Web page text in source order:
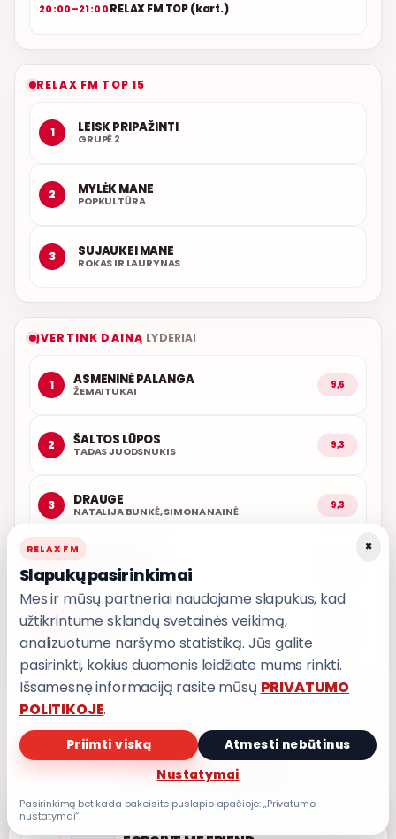
20:00–21:00RELAX FM TOP (kart.)
RELAX FM TOP 15
1 LEISK PRIPAŽINTI
GRUPĖ 2
2 MYLĖK MANE
POPKULTŪRA
3 SUJAUKEI MANE
ROKAS IR LAURYNAS
ĮVERTINK DAINĄ LYDERIAI
1 ASMENINĖ PALANGA
ŽEMAITUKAI 9,6
2 ŠALTOS LŪPOS
TADAS JUODSNUKIS 9,3
3 DRAUGE
NATALIJA BUNKĖ, SIMONA NAINĖ 9,3
POPKULTŪRA
5 AŠ ATVAŽIUOJU
PRIVATUMO POLITIKA
Privatumo nustatymai
×
RELAX FM
Slapukų pasirinkimai
Mes ir mūsų partneriai naudojame slapukus, kad
užtikrintume sklandų svetainės veikimą,
analizuotume naršymo statistiką. Jūs galite
pasirinkti, kokius duomenis leidžiate mums rinkti.
Išsamesnę informaciją rasite mūsų PRIVATUMO
POLITIKOJE.
Priimti viską
Atmesti nebūtinus
Nustatymai
Pasirinkimą bet kada pakeisite puslapio apačioje: „Privatumo
nustatymai“.